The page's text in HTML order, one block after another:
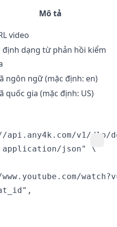
Mô tả
video
định dạng từ phản hồi kiểm
ngôn ngữ (mặc định: en)
quốc gia (mặc định: US)
v1/dlp/
json" \